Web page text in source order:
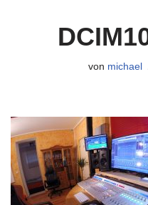
von michael